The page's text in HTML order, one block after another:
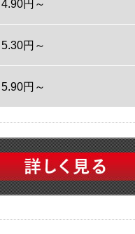
4.90円～
5.30円～
5.90円～